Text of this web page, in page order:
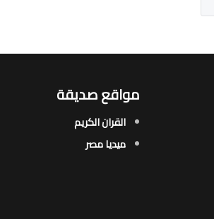
مواقع صديقة
القران الكريم
ميديا مصر